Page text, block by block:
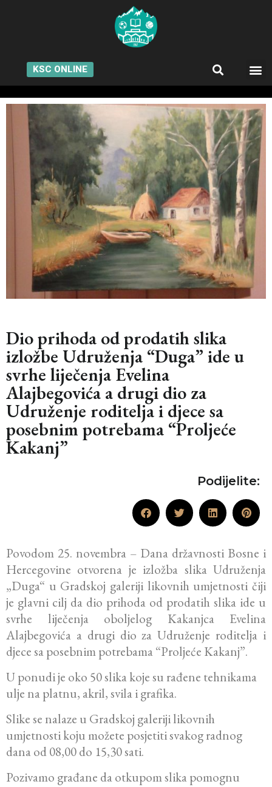
KSC ONLINE
Dio prihoda od prodatih slika
izložbe Udruženja “Duga” ide u
svrhe liječenja Evelina
Alajbegovića a drugi dio za
Udruženje roditelja i djece sa
posebnim potrebama “Proljeće
Kakanj”
Podijelite:
Povodom 25. novembra – Dana državnosti Bosne i
Hercegovine otvorena je izložba slika Udruženja
„Duga“ u Gradskoj galeriji likovnih umjetnosti čiji
je glavni cilj da dio prihoda od prodatih slika ide u
svrhe liječenja oboljelog Kakanjca Evelina
Alajbegovića a drugi dio za Udruženje roditelja i
djece sa posebnim potrebama “Proljeće Kakanj”.
U ponudi je oko 50 slika koje su rađene tehnikama
ulje na platnu, akril, svila i grafika.
Slike se nalaze u Gradskoj galeriji likovnih
umjetnosti koju možete posjetiti svakog radnog
dana od 08,00 do 15,30 sati.
Pozivamo građane da otkupom slika pomognu